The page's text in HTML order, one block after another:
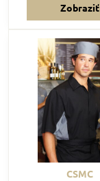
Zobraziť
CSMC